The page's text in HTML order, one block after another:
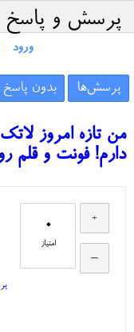
پرسش و پاسخ latex
ورود
پرسش‌ها بدون پاسخ
من تازه امروز
دارم! فونت و قلم
0
امتیاز